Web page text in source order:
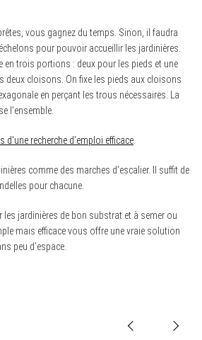
vous gagnez du temps. Sinon, il faudra
pour pouvoir accueillir les jardinières.
en trois portions : deux pour les pieds et une
deux cloisons. On fixe les pieds aux cloisons
en perçant les trous nécessaires. La
l’ensemble.
d’une recherche d’emploi efficace.
comme des marches d’escalier. Il suffit de
pour chacune.
les jardinières de bon substrat et à semer ou
mais efficace vous offre une vraie solution
peu d’espace.